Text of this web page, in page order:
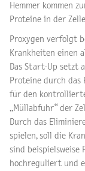
Hemmer kommen
Proteine in der
Proxygen verfolgt
Krankheiten einen
Das Start-Up setzt
Proteine durch das
für den
„Müllabfuhr“ der
Durch das
spielen, soll die
sind beispielsweise
hochreguliert und